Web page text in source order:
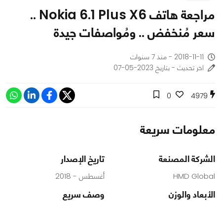
مراجعة هاتف Nokia 6.1 Plus X6 ..
سعر مُنخفض .. ومُواصفات جيدة
2018-11-11 - منذ 7 سنوات
اخر تحديث - بتاريخ 2023-05-07
4979
0
معلومات سريعة
الشركة المصنعة
HMD Global
تاريخ الإصدار
أغسطس - 2018
الأبعاد والوزن وصف سريع